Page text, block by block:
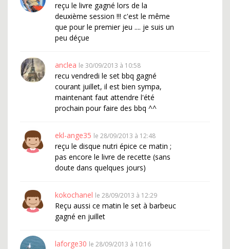
reçu le livre gagné lors de la
deuxième session !!! c'est le même
que pour le premier jeu .... je suis un
peu déçue
anclea le 30/09/2013 à 10:58
recu vendredi le set bbq gagné
courant juillet, il est bien sympa,
maintenant faut attendre l'été
prochain pour faire des bbq ^^
ekl-ange35 le 28/09/2013 à 12:48
reçu le disque nutri épice ce matin ;
pas encore le livre de recette (sans
doute dans quelques jours)
kokochanel le 28/09/2013 à 12:29
Reçu aussi ce matin le set à barbeuc
gagné en juillet
laforge30 le 28/09/2013 à 10:16